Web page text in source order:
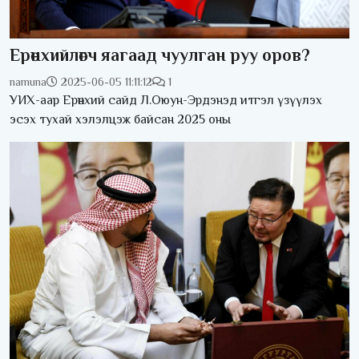
Ерөнхийлөгч яагаад чуулган руу оров?
namuna 2025-06-05 11:11:12 1
УИХ-аар Ерөнхий сайд Л.Оюун-Эрдэнэд итгэл үзүүлэх
эсэх тухай хэлэлцэж байсан 2025 оны